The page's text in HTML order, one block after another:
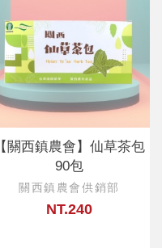
【關西鎮農會】仙草茶包
90包
關西鎮農會供銷部
NT.240